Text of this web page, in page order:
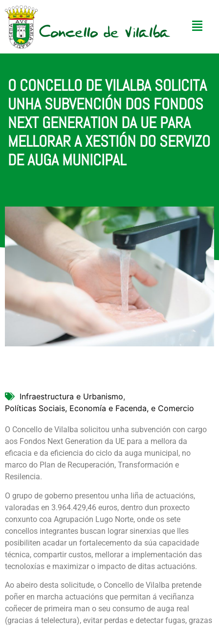
O CONCELLO DE VILALBA SOLICITA
UNHA SUBVENCIÓN DOS FONDOS
NEXT GENERATION DA UE PARA
MELLORAR A XESTIÓN DO SERVIZO
DE AUGA MUNICIPAL
Infraestructura e Urbanismo,
Políticas Sociais, Economía e Facenda, e Comercio
O Concello de Vilalba solicitou unha subvención con cargo
aos Fondos Next Generation da UE para a mellora da
eficacia e da eficiencia do ciclo da auga municipal, no
marco do Plan de Recuperación, Transformación e
Resilencia.
O grupo de goberno presentou unha liña de actuacións,
valoradas en 3.964.429,46 euros, dentro dun proxecto
conxunto coa Agrupación Lugo Norte, onde os sete
concellos integrantes buscan lograr sinerxias que lles
posibiliten acadar un fortalecemento da súa capacidade
técnica, compartir custos, mellorar a implementación das
tecnoloxías e maximizar o impacto de ditas actuacións.
Ao abeiro desta solicitude, o Concello de Vilalba pretende
poñer en marcha actuacións que permitan á veciñanza
coñecer de primeira man o seu consumo de auga real
(gracias á telelectura), evitar perdas e detectar fugas, grazas